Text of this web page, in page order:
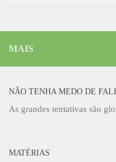
MAIS
NÃO TENHA MEDO DE
As grandes tentativas são
MATÉRIAS